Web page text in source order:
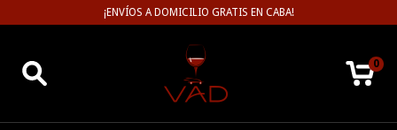
¡ENVÍOS A DOMICILIO GRATIS EN CABA!
0